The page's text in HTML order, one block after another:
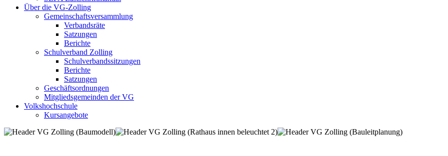
Über die VG-Zolling
Gemeinschaftsversammlung
Verbandsräte
Satzungen
Berichte
Schulverband Zolling
Schulverbandssitzungen
Berichte
Satzungen
Geschäftsordnungen
Mitgliedsgemeinden der VG
Volkshochschule
Kursangebote